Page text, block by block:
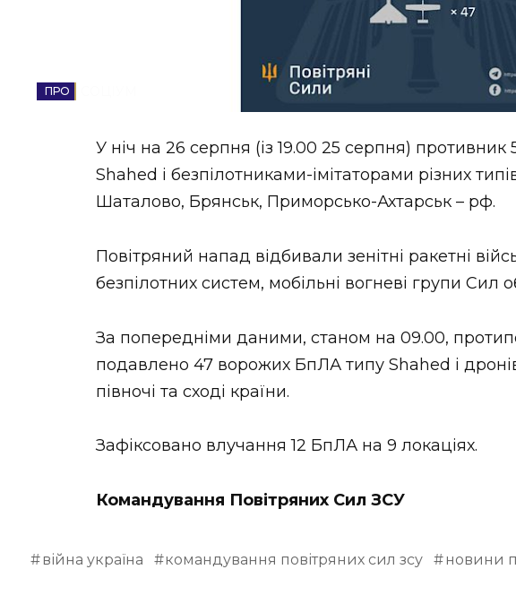
ВІДЕО
У ніч на 26 серпня (із 19.00 25 серпня)
Shahed і безпілотниками-імітаторами різних
Шаталово, Брянськ, Приморсько-Ахтарськ – рф.
Повітряний напад відбивали зенітні ракетні
безпілотних систем, мобільні вогневі групи Сил
За попередніми даними, станом на 09.00,
подавлено 47 ворожих БпЛА типу Shahed і дронів-
півночі та сході країни.
Зафіксовано влучання 12 БпЛА на 9 локаціях.
Командування Повітряних Сил ЗСУ
війна україна командування повітряних сил зсу новини